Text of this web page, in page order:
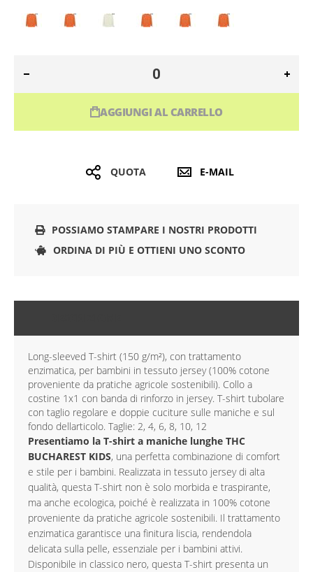
AGGIUNGI AL CARRELLO
QUOTA E-MAIL
POSSIAMO STAMPARE I NOSTRI PRODOTTI
ORDINA DI PIÙ E OTTIENI UNO SCONTO
Long-sleeved T-shirt (150 g/m²), con trattamento
enzimatica, per bambini in tessuto jersey (100% cotone
proveniente da pratiche agricole sostenibili). Collo a
costine 1x1 con banda di rinforzo in jersey. T-shirt tubolare
con taglio regolare e doppie cuciture sulle maniche e sul
fondo dellarticolo. Taglie: 2, 4, 6, 8, 10, 12
Presentiamo la T-shirt a maniche lunghe THC
BUCHAREST KIDS, una perfetta combinazione di comfort
e stile per i bambini. Realizzata in tessuto jersey di alta
qualità, questa T-shirt non è solo morbida e traspirante,
ma anche ecologica, poiché è realizzata in 100% cotone
proveniente da pratiche agricole sostenibili. Il trattamento
enzimatica garantisce una finitura liscia, rendendola
delicata sulla pelle, essenziale per i bambini attivi.
Disponibile in classico nero, questa T-shirt presenta un